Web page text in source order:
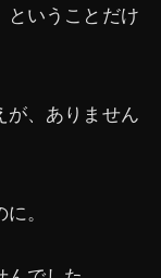
ということだけ
が、ありません
。